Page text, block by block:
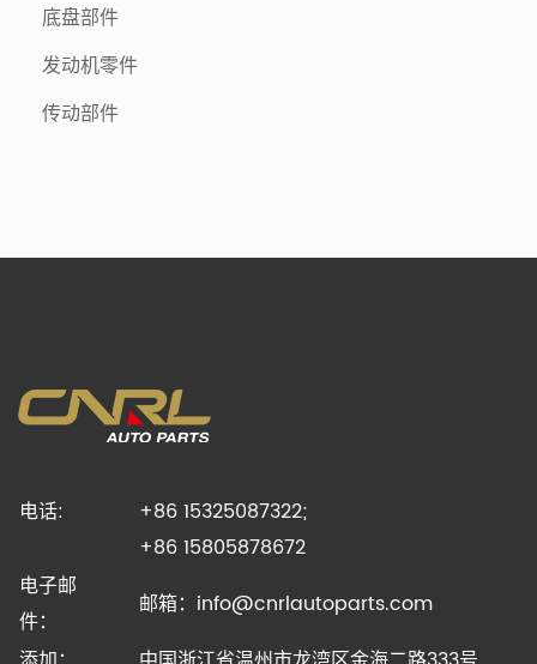
底盘部件
发动机零件
传动部件
电话:
+86 15325087322;
+86 15805878672
电子邮
件：
邮箱： info@cnrlautoparts.com